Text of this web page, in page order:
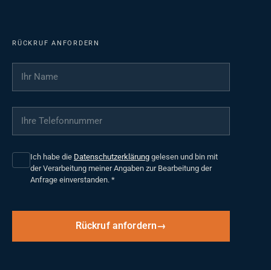
RÜCKRUF ANFORDERN
Ihr Name
Ihre Telefonnummer
Ich habe die Datenschutzerklärung gelesen und bin mit
der Verarbeitung meiner Angaben zur Bearbeitung der
Anfrage einverstanden. *
Rückruf anfordern